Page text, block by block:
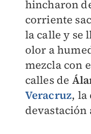
hincharon
corriente
la calle y se
olor a
mezcla con
calles de
Veracruz, la
devastación